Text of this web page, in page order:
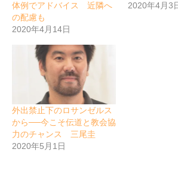
体例でアドバイス 近隣へ
の配慮も
2020年4月14日
2020年4月3
外出禁止下のロサンゼルス
から──今こそ伝道と教会協
力のチャンス 三尾圭
2020年5月1日